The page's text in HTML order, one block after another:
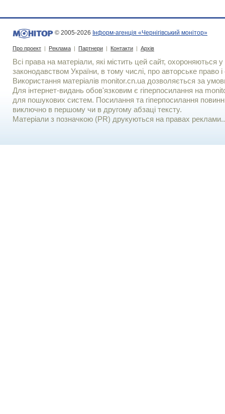
© 2005-2026 Інформ-агенція «Чернігівський монітор»
Про проект | Реклама | Партнери | Контакти | Архів
Всі права на матеріали, які містить цей сайт, охороняються у
законодавством України, в тому числі, про авторське право і
Використання матерiалiв monitor.cn.ua дозволяється за
Для iнтернет-видань обов'язковим є гiперпосилання на
для пошукових систем. Посилання та гіперпосилання
виключно в першому чи в другому абзаці тексту.
Матеріали з позначкою (PR) друкуються на правах реклами..